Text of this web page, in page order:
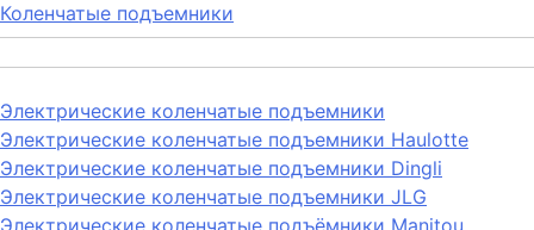
Коленчатые подъемники
Электрические коленчатые подъемники
Электрические коленчатые подъемники Haulotte
Электрические коленчатые подъемники Dingli
Электрические коленчатые подъемники JLG